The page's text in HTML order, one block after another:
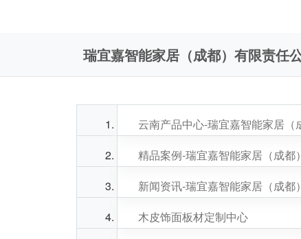
瑞宜嘉智能家居（成都）有限责任
云南产品中心-瑞宜嘉智能家居（
精品案例-瑞宜嘉智能家居（成都
新闻资讯-瑞宜嘉智能家居（成都
木皮饰面板材定制中心